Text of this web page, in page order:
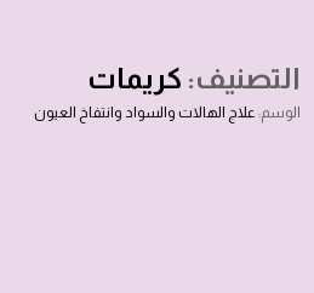
التصنيف: كريمات
الوسم: علاج الهالات والسواد وانتفاخ العيون